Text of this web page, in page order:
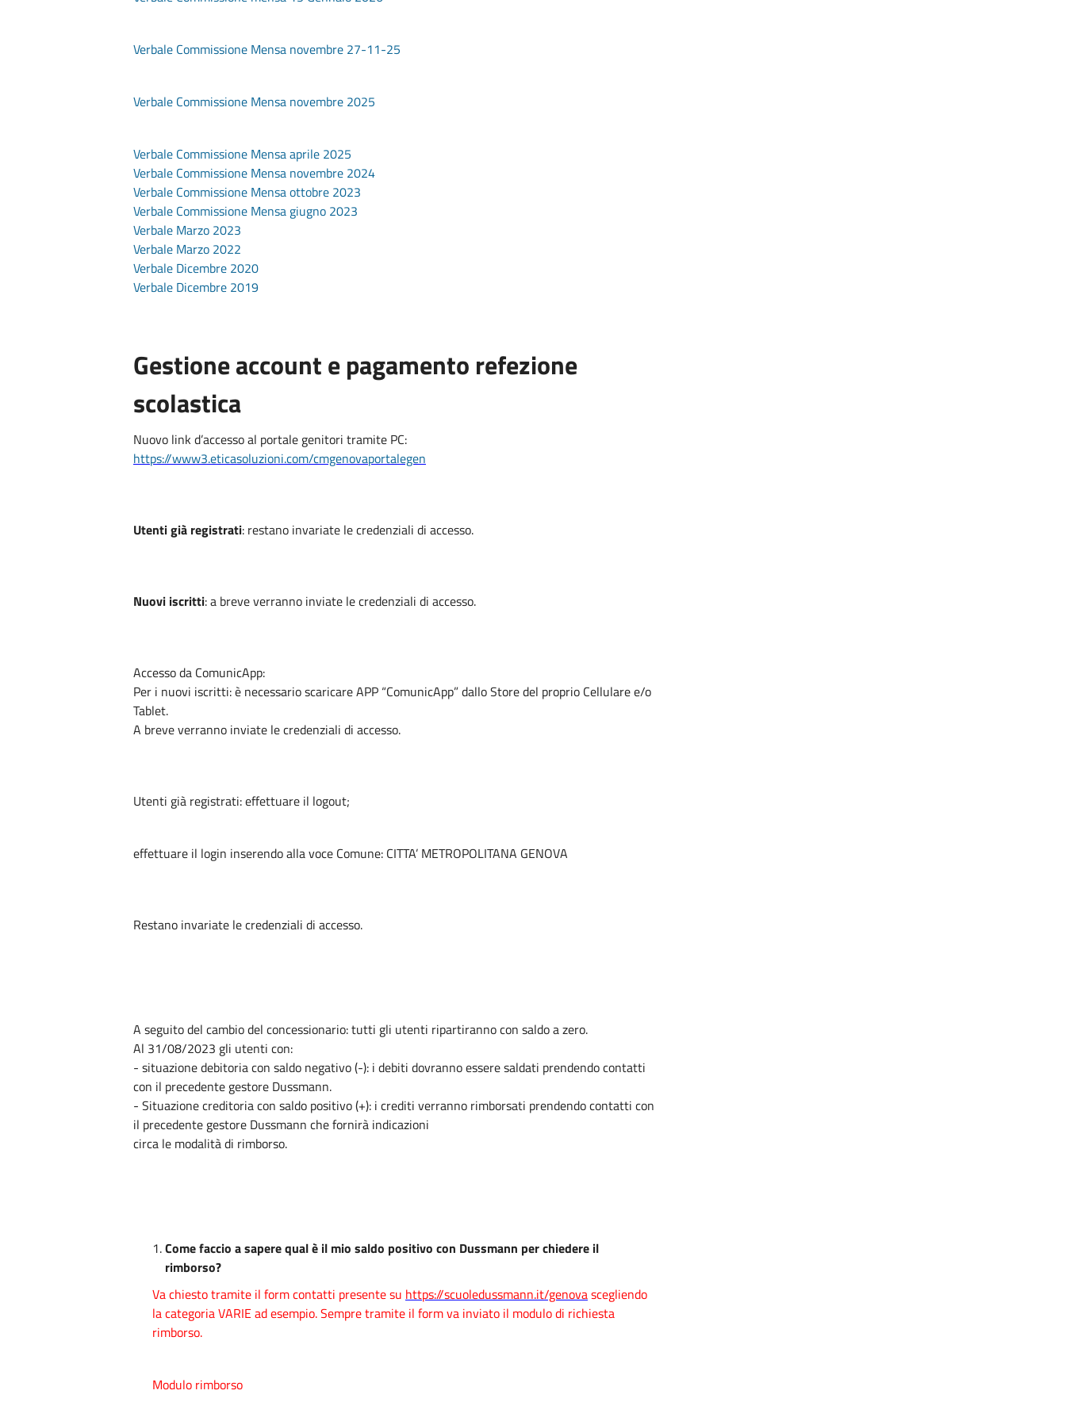
Verbale Commissione Mensa novembre 27-11-25
Verbale Commissione Mensa novembre 2025
Verbale Commissione Mensa aprile 2025
Verbale Commissione Mensa novembre 2024
Verbale Commissione Mensa ottobre 2023
Verbale Commissione Mensa giugno 2023
Verbale Marzo 2023
Verbale Marzo 2022
Verbale Dicembre 2020
Verbale Dicembre 2019
Gestione account e pagamento refezione
scolastica
Nuovo link d’accesso al portale genitori tramite PC:
https://www3.eticasoluzioni.com/cmgenovaportalegen
Utenti già registrati: restano invariate le credenziali di accesso.
Nuovi iscritti: a breve verranno inviate le credenziali di accesso.
Accesso da ComunicApp:
Per i nuovi iscritti: è necessario scaricare APP “ComunicApp” dallo Store del proprio Cellulare e/o
Tablet.
A breve verranno inviate le credenziali di accesso.
Utenti già registrati: effettuare il logout;
effettuare il login inserendo alla voce Comune: CITTA’ METROPOLITANA GENOVA
Restano invariate le credenziali di accesso.
A seguito del cambio del concessionario: tutti gli utenti ripartiranno con saldo a zero.
Al 31/08/2023 gli utenti con:
- situazione debitoria con saldo negativo (-): i debiti dovranno essere saldati prendendo contatti
con il precedente gestore Dussmann.
- Situazione creditoria con saldo positivo (+): i crediti verranno rimborsati prendendo contatti con
il precedente gestore Dussmann che fornirà indicazioni
circa le modalità di rimborso.
Come faccio a sapere qual è il mio saldo positivo con Dussmann per chiedere il
rimborso?
Va chiestotramite il form contatti presente su https://scuoledussmann.it/genovascegliendo
la categoria VARIE ad esempio. Sempre tramite il form va inviato il modulo di richiesta
rimborso.
Modulo rimborso